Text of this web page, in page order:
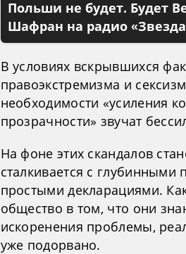
Польши не будет. Будет
Шафран на радио
В условиях вскрывшихся
правоэкстремизма и
необходимости «усиления
прозрачности» звучат
На фоне этих скандалов
сталкивается с
простыми декларациями.
общество в том, что они
искоренения проблемы,
уже подорвано.